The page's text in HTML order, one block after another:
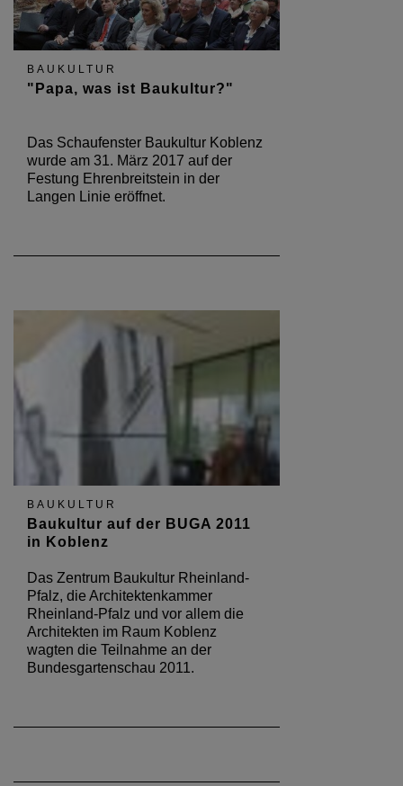
BAUKULTUR
"Papa, was ist Baukultur?"
Das Schaufenster Baukultur Koblenz
wurde am 31. März 2017 auf der
Festung Ehrenbreitstein in der
Langen Linie eröffnet.
BAUKULTUR
Baukultur auf der BUGA 2011
in Koblenz
Das Zentrum Baukultur Rheinland-
Pfalz, die Architektenkammer
Rheinland-Pfalz und vor allem die
Architekten im Raum Koblenz
wagten die Teilnahme an der
Bundesgartenschau 2011.